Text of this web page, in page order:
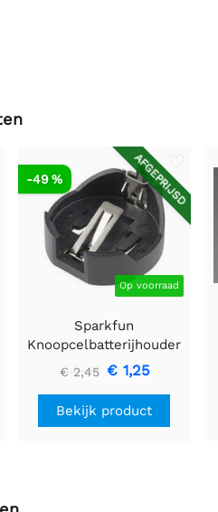
AFGEPRIJSD
Op voorraad
-49 %
Sparkfun
Knoopcelbatterijhouder
- 20 mm (PTH)
€ 2,45 € 1,25
Bekijk product